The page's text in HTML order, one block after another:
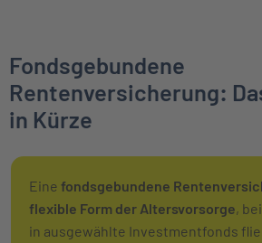
Fondsgebundene
Rentenversicherung:
in Kürze
Eine fondsgebundene
flexible Form der Altersvorsorge,
in ausgewählte Investmentfonds